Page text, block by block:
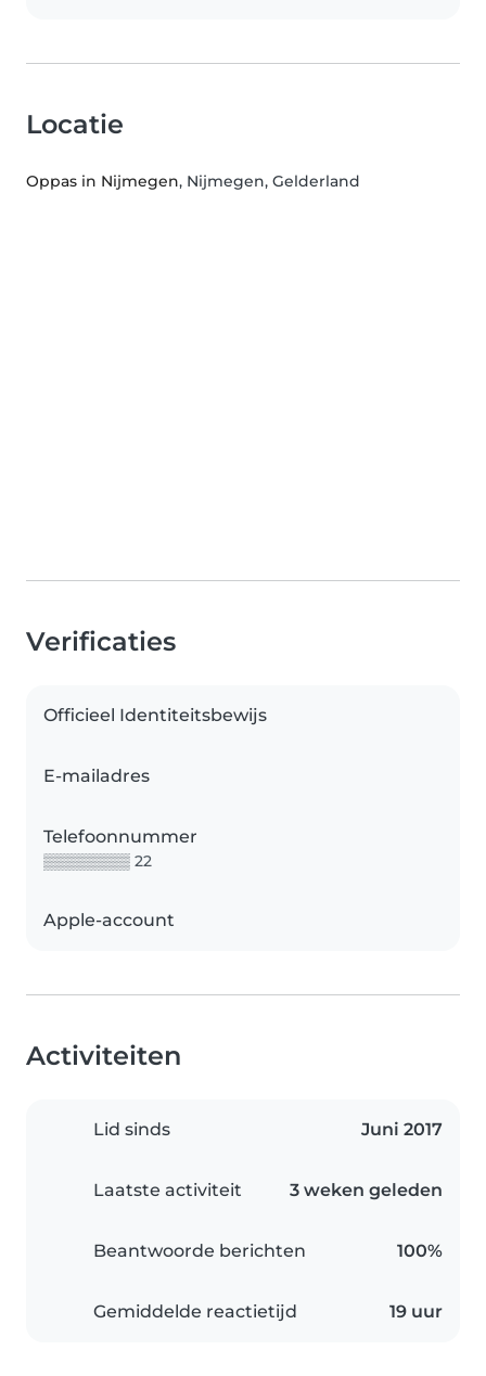
Locatie
Oppas in Nijmegen, Nijmegen, Gelderland
Verificaties
Officieel Identiteitsbewijs
E-mailadres
Telefoonnummer
▒▒▒▒▒▒▒▒ 22
Apple-account
Activiteiten
Lid sinds Juni 2017
Laatste activiteit 3 weken geleden
Beantwoorde berichten 100%
Gemiddelde reactietijd 19 uur